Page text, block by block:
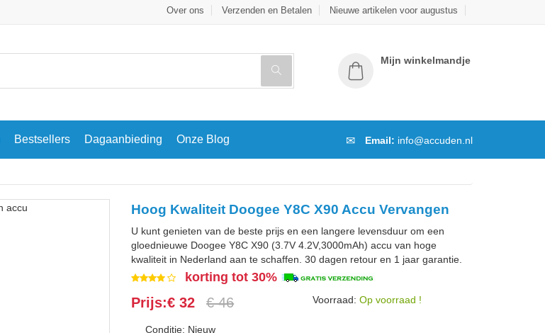
Over ons Verzenden en Betalen Nieuwe artikelen voor augustus
Mijn winkelmandje
Bestsellers Dagaanbieding Onze Blog Email: info@accuden.nl
Hoog Kwaliteit Doogee Y8C X90 Accu Vervangen
U kunt genieten van de beste prijs en een langere levensduur om een
gloednieuwe Doogee Y8C X90 (3.7V 4.2V,3000mAh) accu van hoge
kwaliteit in Nederland aan te schaffen. 30 dagen retour en 1 jaar garantie.
korting tot 30%
Prijs:€ 32 € 46 Voorraad:Op voorraad !
Conditie: Nieuw